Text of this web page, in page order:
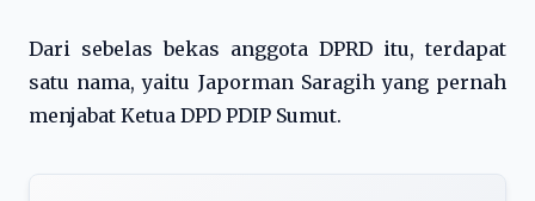
Dari sebelas bekas anggota DPRD itu, terdapat
satu nama, yaitu Japorman Saragih yang pernah
menjabat Ketua DPD PDIP Sumut.